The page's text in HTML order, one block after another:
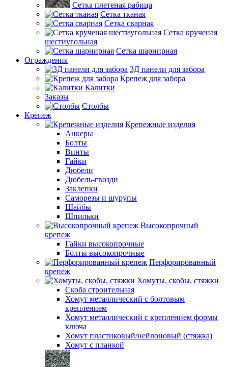
Сетка плетеная рабица
Сетка тканая
Сетка сварная
Сетка крученая
шестиугольная
Сетка шарнирная
Ограждения
3Д панели для забора
Крепеж для забора
Калитки
Заказы
Столбы
Крепеж
Крепежные изделия
Анкеры
Болты
Винты
Гайки
Дюбели
Дюбель-гвозди
Заклепки
Саморезы и шурупы
Шайбы
Шпильки
Высокопрочный
крепеж
Гайки высокопрочные
Болты высокопрочные
Перфорированный
крепеж
Хомуты, скобы, стяжки
Скоба строительная
Хомут металлический с болтовым
креплением
Хомут металлический с креплением формы
ключа
Хомут пластиковый/нейлоновый (стяжка)
Хомут с планкой